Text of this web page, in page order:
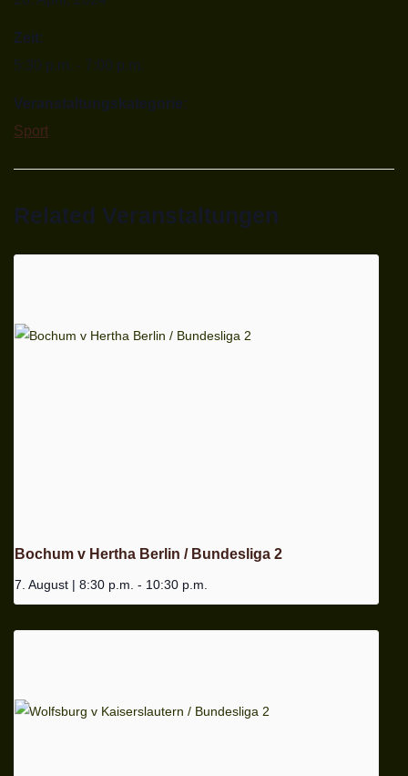
Zeit:
5:30 p.m. - 7:00 p.m.
Veranstaltungskategorie:
Sport
Related Veranstaltungen
Bochum v Hertha Berlin / Bundesliga 2
7. August | 8:30 p.m. - 10:30 p.m.